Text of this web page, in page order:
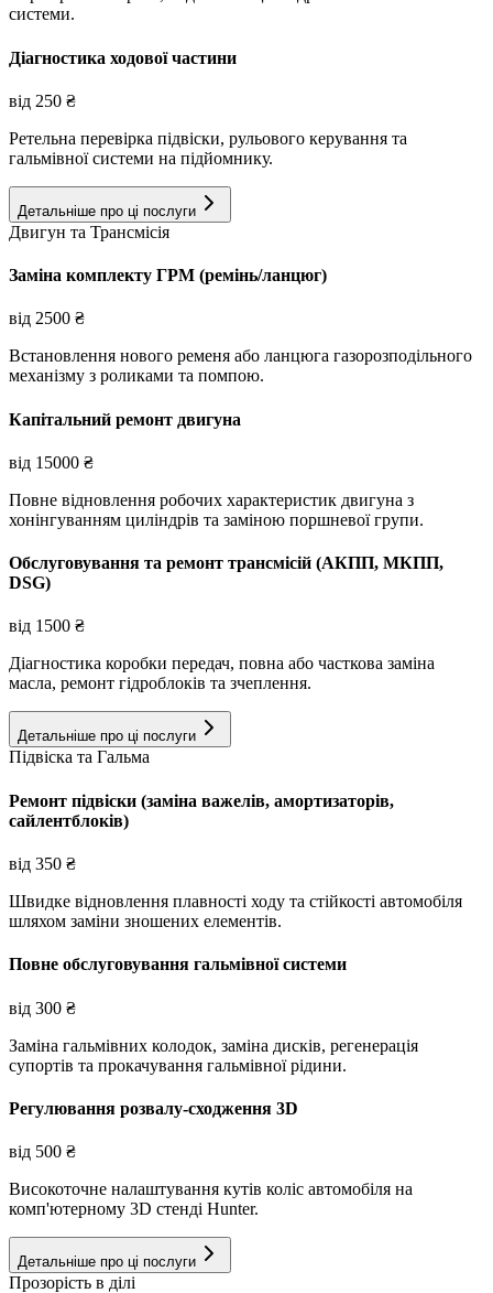
системи.
Діагностика ходової частини
від 250 ₴
Ретельна перевірка підвіски, рульового керування та
гальмівної системи на підйомнику.
Детальніше про ці послуги
Двигун та Трансмісія
Заміна комплекту ГРМ (ремінь/ланцюг)
від 2500 ₴
Встановлення нового ременя або ланцюга газорозподільного
механізму з роликами та помпою.
Капітальний ремонт двигуна
від 15000 ₴
Повне відновлення робочих характеристик двигуна з
хонінгуванням циліндрів та заміною поршневої групи.
Обслуговування та ремонт трансмісій (АКПП, МКПП,
DSG)
від 1500 ₴
Діагностика коробки передач, повна або часткова заміна
масла, ремонт гідроблоків та зчеплення.
Детальніше про ці послуги
Підвіска та Гальма
Ремонт підвіски (заміна важелів, амортизаторів,
сайлентблоків)
від 350 ₴
Швидке відновлення плавності ходу та стійкості автомобіля
шляхом заміни зношених елементів.
Повне обслуговування гальмівної системи
від 300 ₴
Заміна гальмівних колодок, заміна дисків, регенерація
супортів та прокачування гальмівної рідини.
Регулювання розвалу-сходження 3D
від 500 ₴
Високоточне налаштування кутів коліс автомобіля на
комп'ютерному 3D стенді Hunter.
Детальніше про ці послуги
Прозорість в ділі